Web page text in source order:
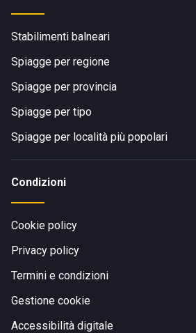
Stabilimenti balneari
Spiagge per regione
Spiagge per provincia
Spiagge per tipo
Spiagge per località più popolari
Condizioni
Cookie policy
Privacy policy
Termini e condizioni
Gestione cookie
Accessibilità digitale